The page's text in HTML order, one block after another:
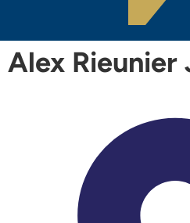
Alex Rieunier